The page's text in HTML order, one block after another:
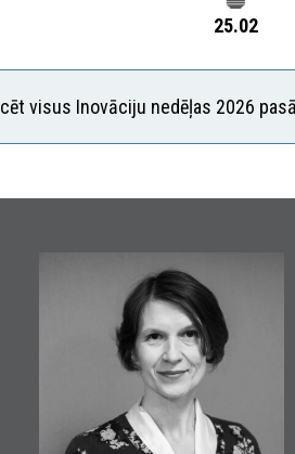
25.02
visus Inovāciju nedēļas 2026